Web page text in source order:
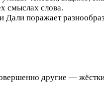
смыслах слова.
Дали поражает
другие —